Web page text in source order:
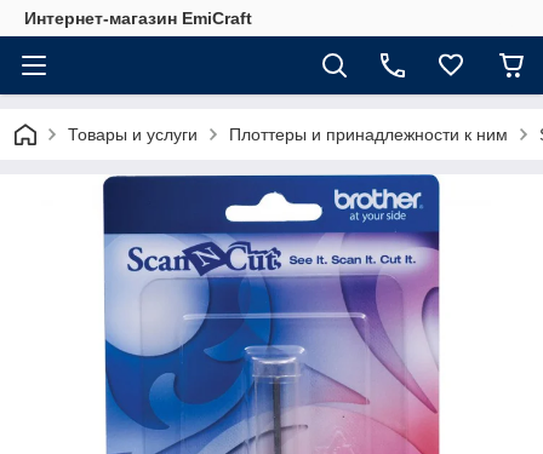
Интернет-магазин EmiCraft
Товары и услуги Плоттеры и принадлежности к ним